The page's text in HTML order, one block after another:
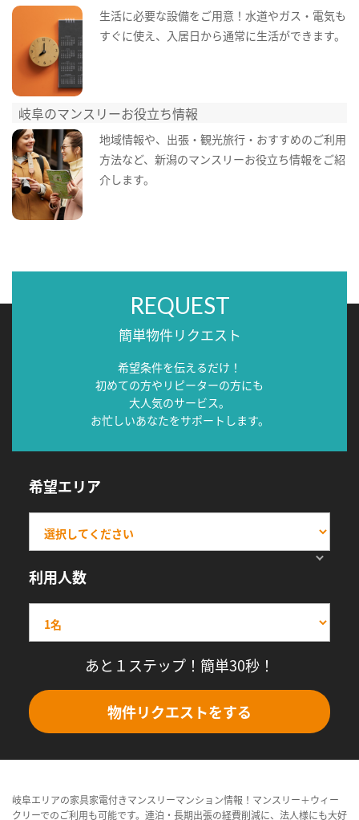
生活に必要な設備をご用意！水道やガス・電気も
すぐに使え、入居日から通常に生活ができます。
岐阜のマンスリーお役立ち情報
地域情報や、出張・観光旅行・おすすめのご利用
方法など、新潟のマンスリーお役立ち情報をご紹
介します。
REQUEST
簡単物件リクエスト
希望条件を伝えるだけ！
初めての方やリピーターの方にも
大人気のサービス。
お忙しいあなたをサポートします。
希望エリア
利用人数
あと１ステップ！簡単30秒！
物件リクエストをする
岐阜エリアの家具家電付きマンスリーマンション情報！マンスリー＋ウィー
クリーでのご利用も可能です。連泊・長期出張の経費削減に、法人様にも大好